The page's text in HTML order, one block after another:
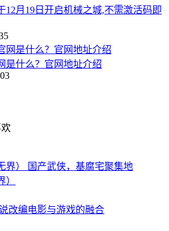
12月19日开启机械之城,不需激活码即
是什么？官网地址介绍
国产武侠，基腐宅聚集地
改编电影与游戏的融合